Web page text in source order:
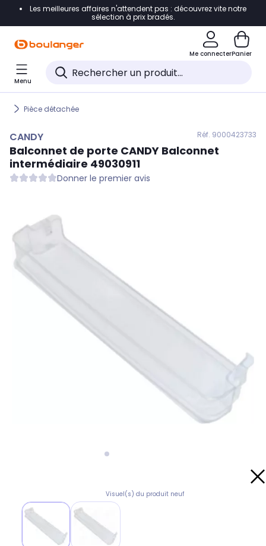
Accéder directement à la navigation
Accéder directement au pied de page
Accéder directement au chatbot
Les meilleures affaires n'attendent pas : découvrez vite notre
sélection à prix bradés.
Me connecterPanier
Menu
Pièce détachée
CANDY Réf. 9000423733
Balconnet de porte CANDY Balconnet
intermédiaire 49030911
Donner le premier avis
Visuel(s) du produit neuf